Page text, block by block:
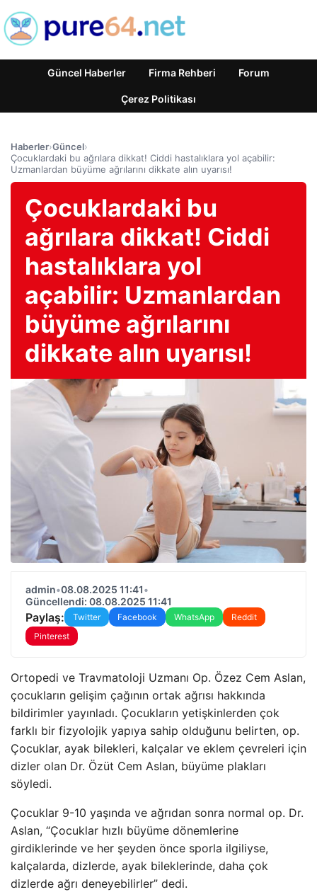
Güncel Haberler Firma Rehberi Forum
Çerez Politikası
Haberler›Güncel›
Çocuklardaki bu ağrılara dikkat! Ciddi hastalıklara yol açabilir:
Uzmanlardan büyüme ağrılarını dikkate alın uyarısı!
Çocuklardaki bu
ağrılara dikkat! Ciddi
hastalıklara yol
açabilir: Uzmanlardan
büyüme ağrılarını
dikkate alın uyarısı!
admin•08.08.2025 11:41•
Güncellendi: 08.08.2025 11:41
Paylaş: Twitter Facebook WhatsApp
Reddit
Pinterest
Ortopedi ve Travmatoloji Uzmanı Op. Özez Cem Aslan,
çocukların gelişim çağının ortak ağrısı hakkında
bildirimler yayınladı. Çocukların yetişkinlerden çok
farklı bir fizyolojik yapıya sahip olduğunu belirten, op.
Çocuklar, ayak bilekleri, kalçalar ve eklem çevreleri için
dizler olan Dr. Özüt Cem Aslan, büyüme plakları
söyledi.
Çocuklar 9-10 yaşında ve ağrıdan sonra normal op. Dr.
Aslan, “Çocuklar hızlı büyüme dönemlerine
girdiklerinde ve her şeyden önce sporla ilgiliyse,
kalçalarda, dizlerde, ayak bileklerinde, daha çok
dizlerde ağrı deneyebilirler” dedi.